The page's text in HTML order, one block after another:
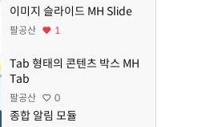
이미지 슬라이드 MH Slide
팔공산 1
Tab 형태의 콘텐츠 박스 MH
Tab
팔공산 0
종합 알림 모듈